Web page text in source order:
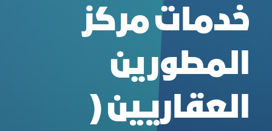
خدمات مركز
المطورين
العقاريين (